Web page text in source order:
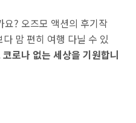
요? 오즈모 액션의 후기작
맘 편히 여행 다닐 수 있
코로나 없는 세상을 기원합니